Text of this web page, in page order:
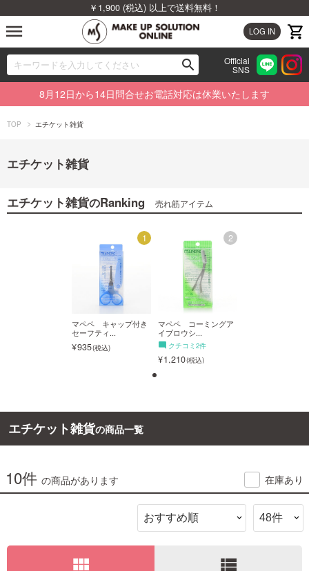
￥1,900 (税込) 以上で送料無料！
LOG IN
menu
search
00
Official
SNS
ブランドから探す
カテゴリから探す
特集から探す
ビューティジャーナルから探す
ご利用ガイド
8月12日から14日問合せお電話対応は休業いたします
TOP エチケット雑貨
エチケット雑貨
エチケット雑貨のRanking 売れ筋アイテム
1
マペペ キャップ付き
セーフティ...
935
2
マペペ コーミングア
イブロウシ...
クチコミ2件
1,210
エチケット雑貨の商品一覧
10件 の商品があります 在庫あり
view_module view_list